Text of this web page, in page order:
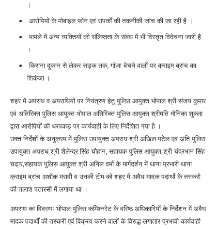
।
आरोपियों के मोबाइल फोन एवं संपर्कों की तकनीकी जांच की जा रही है ।
मामले में अन्य व्यक्तियों की संलिप्तता के संबंध में भी विस्तृत विवेचना जारी है
।
किराना दुकान से लेकर सड़क तक, गांजा बेचने वालों पर क्राइम ब्रांच का
शिकंजा ।
शहर में अपराध व अपराधियों पर नियंत्रण हेतु पुलिस आयुक्त भोपाल श्री संजय कुमार
एवं अतिरिक्त पुलिस आयुक्त भोपाल अतिरिक्त पुलिस आयुक्त श्रीमति मोनिका शुक्ला
द्वारा आरोपियों की धरपकड़ पर कार्यवाही के लिए निर्देशित गया है ।
उक्त निर्देशों के अनुक्रम में पुलिस उपायुक्त अपराध श्री अखिल पटेल एवं अति पुलिस
उपायुक्त अपराध श्री शैलेन्द्र सिंह चौहान, सहायक पुलिस आयुक्त श्री चंद्रभान सिंह
चढार,सहायक पुलिस आयुक्त श्री अनिल वर्मा के मार्गदर्शन में थाना प्रभारी थाना
क्राइम ब्रांच अशोक मरावी व उनकी टीम को शहर में अवैध मादक पदार्थो के तस्करो
की तलाश पतारसी में लगाया था ।
अपराध का विवरणः भोपाल पुलिस कमिश्नरेट के वरिष्ठ अधिकारियों के निर्देशन में अवैध
मादक पदार्थों की तस्करी एवं विक्रय करने वालों के विरुद्ध लगातार प्रभावी कार्यवाही